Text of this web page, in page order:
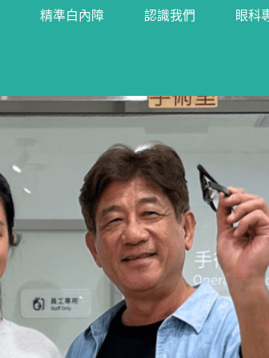
精準白內障 認識我們 眼科